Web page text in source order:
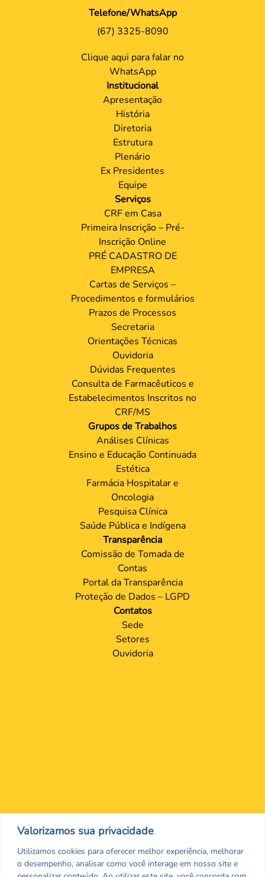
Valorizamos sua privacidade
Utilizamos cookies para oferecer melhor experiência, melhorar
o desempenho, analisar como você interage em nosso site e
Telefone/WhatsApp
(67) 3325-8090
Clique aqui para falar no
WhatsApp
Institucional
Apresentação
História
Diretoria
Estrutura
Plenário
Ex Presidentes
Equipe
Serviços
CRF em Casa
Primeira Inscrição – Pré-
Inscrição Online
PRÉ CADASTRO DE
EMPRESA
Cartas de Serviços –
Procedimentos e formulários
Prazos de Processos
Secretaria
Orientações Técnicas
Ouvidoria
Dúvidas Frequentes
Consulta de Farmacêuticos e
Estabelecimentos Inscritos no
CRF/MS
Grupos de Trabalhos
Análises Clínicas
Ensino e Educação Continuada
Estética
Farmácia Hospitalar e
Oncologia
Pesquisa Clínica
Saúde Pública e Indígena
Transparência
Comissão de Tomada de
Contas
Portal da Transparência
Proteção de Dados – LGPD
Contatos
Sede
Setores
Ouvidoria